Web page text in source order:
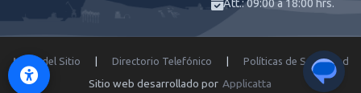
Att.: 09:00 a 18:00 hrs.
Mapa del Sitio | Directorio Telefónico | Políticas de Seguridad
Sitio web desarrollado por Applicatta